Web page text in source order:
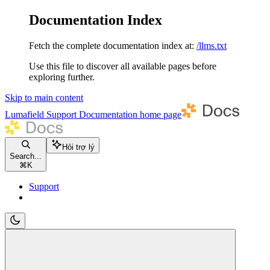
Documentation Index
Fetch the complete documentation index at: /llms.txt
Use this file to discover all available pages before
exploring further.
Skip to main content
Lumafield Support Documentation home page
Search...
⌘ K
Hỏi trợ lý
Support